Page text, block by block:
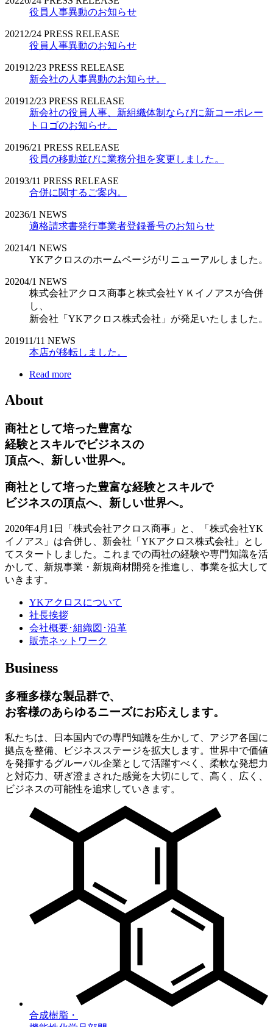
役員人事異動のお知らせ
2021 2/24 PRESS RELEASE
役員人事異動のお知らせ
201912/23 PRESS RELEASE
新会社の人事異動のお知らせ。
201912/23 PRESS RELEASE
新会社の役員人事、新組織体制ならびに新コーポレー
トロゴのお知らせ。
20196/21 PRESS RELEASE
役員の移動並びに業務分担を変更しました。
20193/11 PRESS RELEASE
合併に関するご案内。
20236/1 NEWS
適格請求書発行事業者登録番号のお知らせ
20214/1 NEWS
YKアクロスのホームページがリニューアルしました。
20204/1 NEWS
株式会社アクロス商事と株式会社ＹＫイノアスが合併
し、
新会社「YKアクロス株式会社」が発足いたしました。
201911/11 NEWS
本店が移転しました。
Read more
About
商社として培った豊富な
経験とスキルでビジネスの
頂点へ、新しい世界へ。
商社として培った豊富な経験とスキルで
ビジネスの頂点へ、新しい世界へ。
2020年4月1日「株式会社アクロス商事」と、「株式会社YK
イノアス」は合併し、新会社「YKアクロス株式会社」とし
てスタートしました。これまでの両社の経験や専門知識を活
かして、新規事業・新規商材開発を推進し、事業を拡大して
いきます。
YKアクロスについて
社長挨拶
会社概要･組織図･沿革
販売ネットワーク
Business
多種多様な製品群で、
お客様のあらゆるニーズにお応えします。
私たちは、日本国内での専門知識を生かして、アジア各国に
拠点を整備、ビジネスステージを拡大します。世界中で価値
を発揮するグルーバル企業として活躍すべく、柔軟な発想力
と対応力、研ぎ澄まされた感覚を大切にして、高く、広く、
ビジネスの可能性を追求していきます。
合成樹脂・